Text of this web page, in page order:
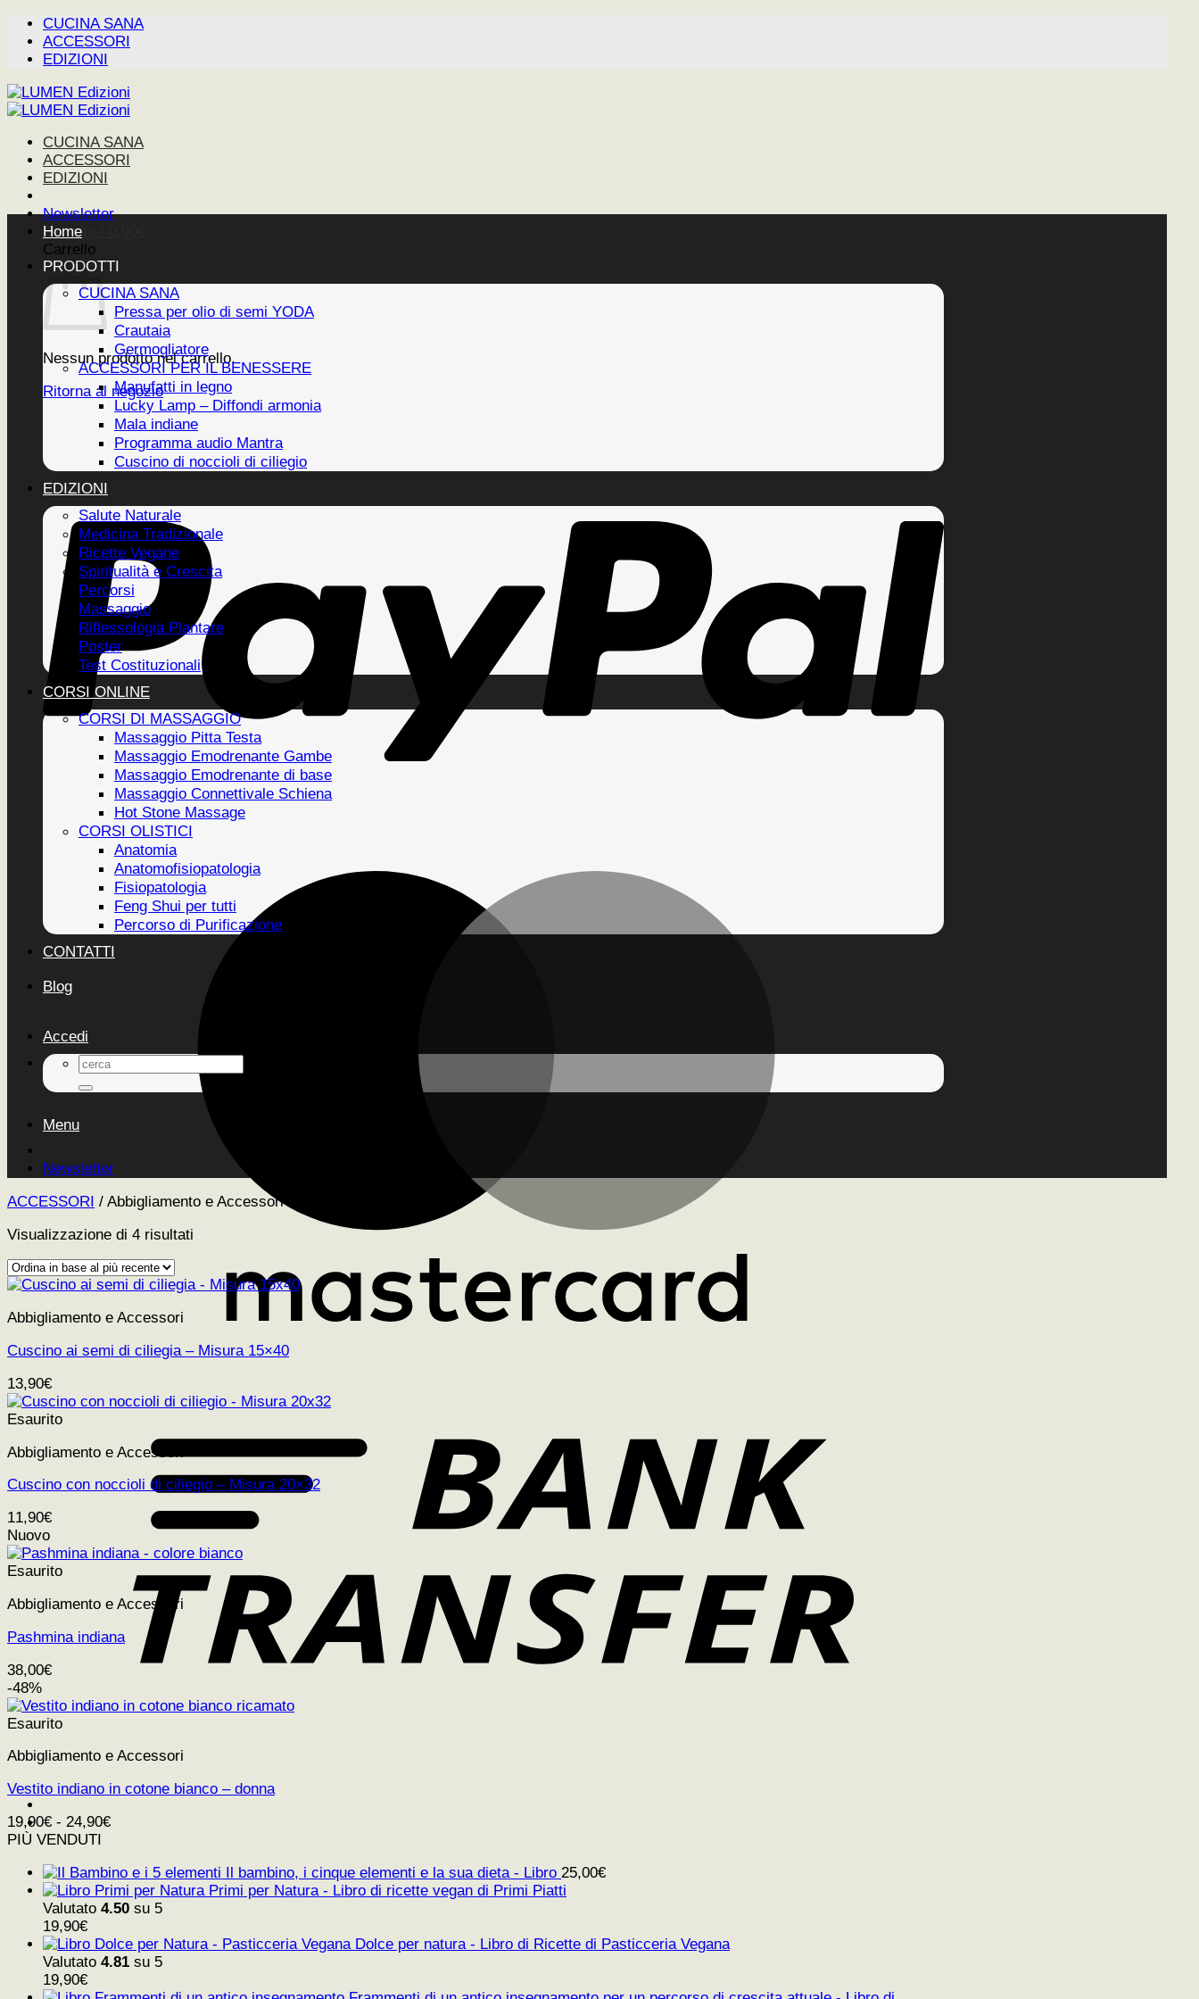
Salta
contenuti
CUCINA SANA
ACCESSORI
EDIZIONI
CUCINA SANA
ACCESSORI
EDIZIONI
Newsletter
Carrello /
Carrello
Nessun prodotto nel carrello.
Ritorna al negozio
Home
PRODOTTI
CUCINA SANA
Pressa per olio di semi YODA
Crautaia
Germogliatore
ACCESSORI PER IL BENESSERE
Manufatti in legno
Lucky Lamp – Diffondi armonia
Mala indiane
Programma audio Mantra
Cuscino di noccioli di ciliegio
EDIZIONI
Salute Naturale
Medicina Tradizionale
Ricette Vegane
Spiritualità e Crescita
Percorsi
Massaggio
Riflessologia Plantare
Poster
Test Costituzionali
CORSI ONLINE
CORSI DI MASSAGGIO
Massaggio Pitta Testa
Massaggio Emodrenante Gambe
Massaggio Emodrenante di base
Massaggio Connettivale Schiena
Hot Stone Massage
CORSI OLISTICI
Anatomia
Anatomofisiopatologia
Fisiopatologia
Feng Shui per tutti
Percorso di Purificazione
CONTATTI
Blog
Accedi
Cerca:
Menu
Newsletter
ACCESSORI / Abbigliamento e Accessori
Visualizzazione di 4 risultati
al
recente
Abbigliamento e Accessori
Cuscino ai semi di ciliegia – Misura 15×40
13,90€
Esaurito
Abbigliamento e Accessori
Cuscino con noccioli di ciliegio – Misura 20×32
11,90€
Nuovo
Esaurito
Abbigliamento e Accessori
Pashmina indiana
38,00€
-48%
Esaurito
Abbigliamento e Accessori
Vestito indiano in cotone bianco – donna
19,90€ - 24,90€
PIÙ VENDUTI
Il bambino, i cinque elementi e la sua dieta - Libro 25,00€
Primi per Natura - Libro di ricette vegan di Primi Piatti
Valutato 4.50 su 5
19,90€
Dolce per natura - Libro di Ricette di Pasticceria Vegana
Valutato 4.81 su 5
19,90€